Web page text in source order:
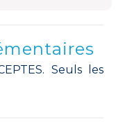
Seuls les